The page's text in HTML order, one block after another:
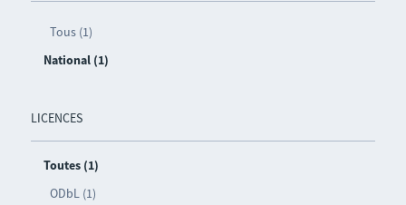
Tous (1)
National (1)
LICENCES
Toutes (1)
ODbL (1)